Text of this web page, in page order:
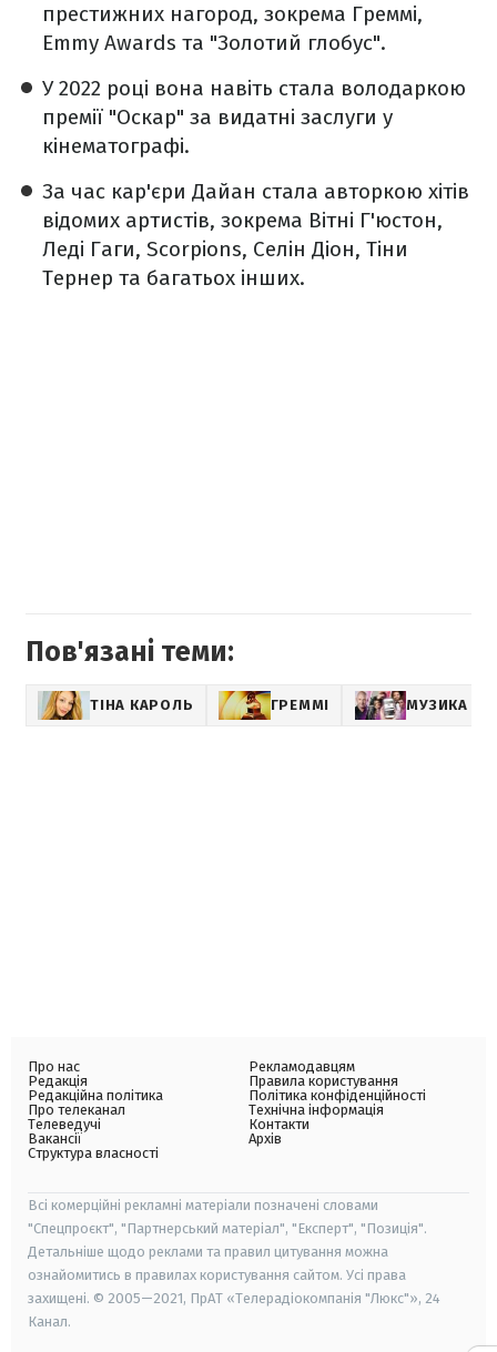
престижних нагород, зокрема Греммі,
Emmy Awards та "Золотий глобус".
У 2022 році вона навіть стала володаркою
премії "Оскар" за видатні заслуги у
кінематографі.
За час кар'єри Дайан стала авторкою хітів
відомих артистів, зокрема Вітні Г'юстон,
Леді Гаги, Scorpions, Селін Діон, Тіни
Тернер та багатьох інших.
Пов'язані теми:
ТІНА КАРОЛЬ ГРЕММІ МУЗИКА
Про нас
Редакція
Редакційна політика
Про телеканал
Телеведучі
Вакансії
Структура власності
Рекламодавцям
Правила користування
Політика конфіденційності
Технічна інформація
Контакти
Архів
Всі комерційні рекламні матеріали позначені словами
"Спецпроєкт", "Партнерський матеріал", "Експерт", "Позиція".
Детальніше щодо реклами та правил цитування можна
ознайомитись в правилах користування сайтом. Усі права
захищені. © 2005—2021, ПрАТ «Телерадіокомпанія "Люкс"», 24
Канал.